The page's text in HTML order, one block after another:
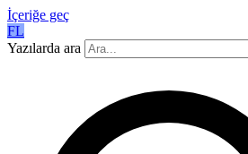
İçeriğe geç
FL
Yazılarda ara